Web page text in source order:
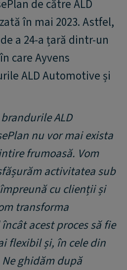
de către ALD
în mai 2023. Astfel,
a 24-a țară dintr-un
care Ayvens
ALD Automotive și
ALD
nu vor mai exista
frumoasă. Vom
activitatea sub
cu clienții și
transforma
acest proces să fie
flexibil și, în cele din
ghidăm după